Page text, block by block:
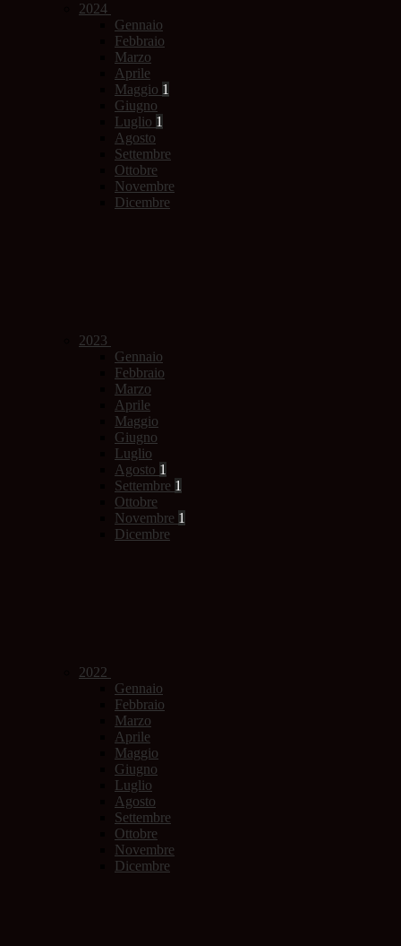
2024
Gennaio
Febbraio
Marzo
Aprile
Maggio 1
Giugno
Luglio 1
Agosto
Settembre
Ottobre
Novembre
Dicembre
2023
Gennaio
Febbraio
Marzo
Aprile
Maggio
Giugno
Luglio
Agosto 1
Settembre 1
Ottobre
Novembre 1
Dicembre
2022
Gennaio
Febbraio
Marzo
Aprile
Maggio
Giugno
Luglio
Agosto
Settembre
Ottobre
Novembre
Dicembre